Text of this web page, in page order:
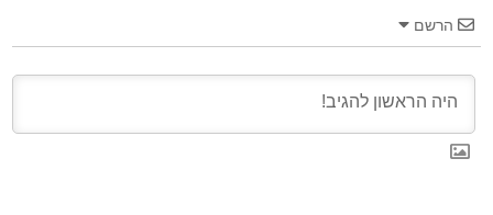
הרשם